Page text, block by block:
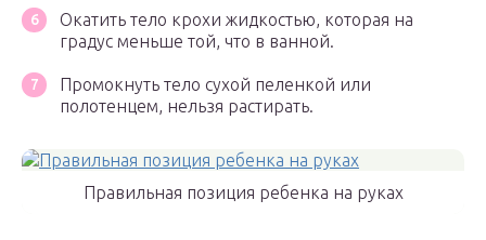
Окатить тело крохи жидкостью, которая на
градус меньше той, что в ванной.
Промокнуть тело сухой пеленкой или
полотенцем, нельзя растирать.
Правильная позиция ребенка на руках